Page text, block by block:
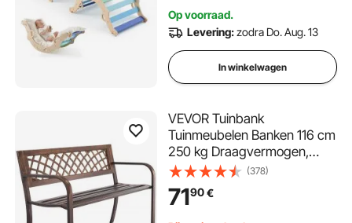
blauw
Op voorraad.
Levering:zodra Do. Aug. 13
In winkelwagen
VEVOR Tuinbank
Tuinmeubelen Banken 116 cm
250 kg Draagvermogen,
Terrasbank met metalen
frame van koolstofstaal,
Balkonbank met PVC-
(378)
7190€